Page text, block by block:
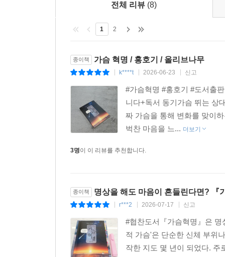
1장 에고라는 첫 관문
에고의 형성 과정을 알면 깨달음의 길도 알게 된다
에고의 작동 과정 - 촉 觸, 에고, 생각, 감정 발생 관
감정의 메커니즘을 통찰하다
에고의 장점과 단점
에고의 감정을 이용하여 진아를 찾는 방법
인간의 바탕 정서 - 두려움과 분리감
2장 깨달음과 몸
깨달음과 몸, 그리고 송과체의 관계
3장 심촉心觸과 신촉身觸
몸의 느낌, 마음의 느낌
신촉 身觸 에서 심촉 心觸 으로의 쉬프트
전체 리뷰 (8)
1 2
종이책 가슴 혁명 / 홍호기 / 올리브나무
k****t 2026-06-23 신고
#가슴혁명 #홍호기 #도서출
니다+독서 동기가슴 뛰는 상
짜 가슴을 통해 변화를 맞이
벅찬 마음을 느... 더보기
3명이 이 리뷰를 추천합니다.
종이책 명상을 해도 마음이 흔들린다면? 『
r***2 2026-07-17 신고
#협찬도서『가슴혁명』은
적 가슴'은 단순한 신체 부위
작한 지도 몇 년이 되었다. 주